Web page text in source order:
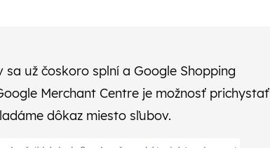
už čoskoro splní a Google Shopping
Merchant Centre je možnosť prichystať
dôkaz miesto sľubov.